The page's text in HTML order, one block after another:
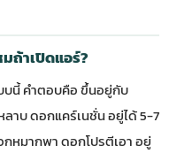
ถ้าเปิดแอร์?
บนี้ คำตอบคือ ขึ้นอยู่กับ
าบ ดอกแคร์เนชั่น อยู่ได้ 5-7
หมากพา ดอกโปรตีเอา อยู่